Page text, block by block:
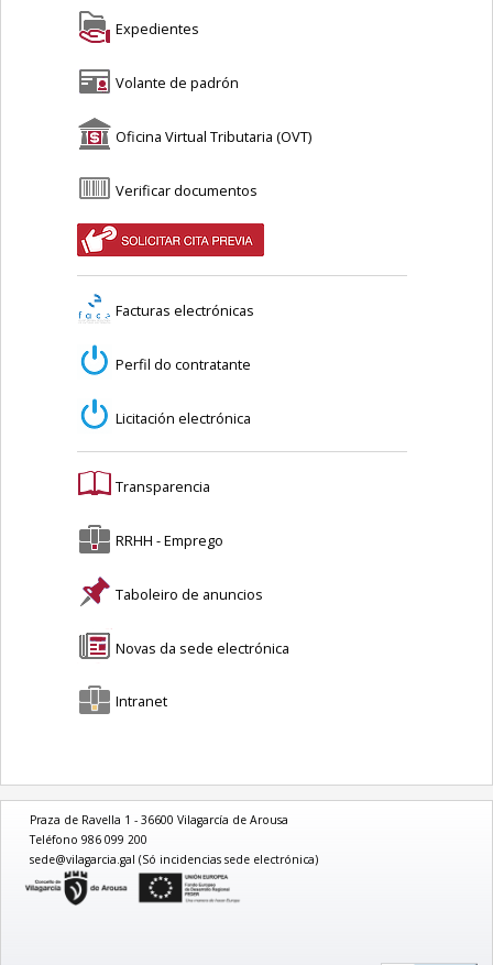
Expedientes
Volante de padrón
Oficina Virtual Tributaria (OVT)
Verificar documentos
Facturas electrónicas
Perfil do contratante
Licitación electrónica
Transparencia
RRHH - Emprego
Taboleiro de anuncios
Novas da sede electrónica
Intranet
Praza de Ravella 1 - 36600 Vilagarcía de Arousa
Teléfono 986 099 200
sede@vilagarcia.gal (Só incidencias sede electrónica)